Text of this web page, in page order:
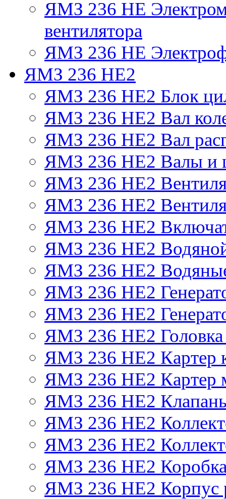
ЯМЗ 236 НЕ
вентилятора
ЯМЗ 236 НЕ
ЯМЗ 236 НЕ2
ЯМЗ 236 НЕ2 Блок
ЯМЗ 236 НЕ2 Вал
ЯМЗ 236 НЕ2 Вал
ЯМЗ 236 НЕ2 Валы и
ЯМЗ 236 НЕ2
ЯМЗ 236 НЕ2
ЯМЗ 236 НЕ2
ЯМЗ 236 НЕ2
ЯМЗ 236 НЕ2
ЯМЗ 236 НЕ2
ЯМЗ 236 НЕ2
ЯМЗ 236 НЕ2 Головка
ЯМЗ 236 НЕ2 Картер
ЯМЗ 236 НЕ2 Картер
ЯМЗ 236 НЕ2 Клапаны
ЯМЗ 236 НЕ2
ЯМЗ 236 НЕ2
ЯМЗ 236 НЕ2 Коробка
ЯМЗ 236 НЕ2 Корпус